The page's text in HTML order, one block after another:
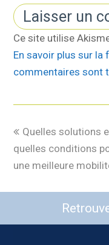
Ce site utilise
En savoir plus sur
commentaires sont
Quelles solutions
quelles conditions
une meilleure